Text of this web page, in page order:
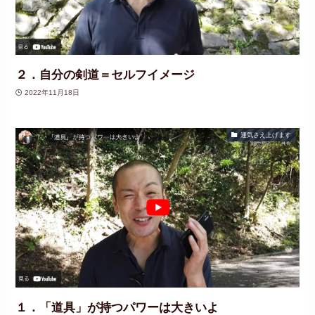
２．自分の剣道＝セルフイメージ
2022年11月18日
運気さえ上げます
１．「道具」が持つパワーは大きいよ